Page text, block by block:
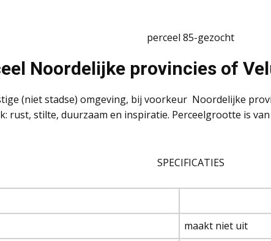
perceel 85-gezocht
Noordelijke provincies of
(niet stadse) omgeving, bij voorkeur Noordelijke
rust, stilte, duurzaam en inspiratie. Perceelgrootte is
SPECIFICATIES
maakt niet uit